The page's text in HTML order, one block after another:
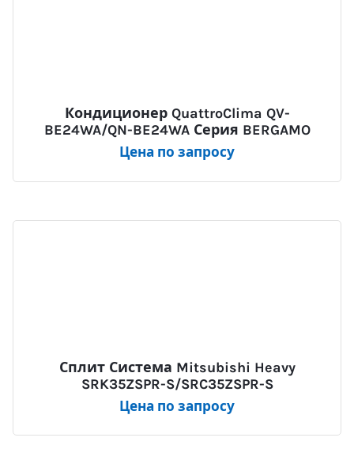
Кондиционер QuattroClima QV-
BE24WA/QN-BE24WA Серия BERGAMO
Цена по запросу
Сплит Система Mitsubishi Heavy
SRK35ZSPR-S/SRC35ZSPR-S
Цена по запросу